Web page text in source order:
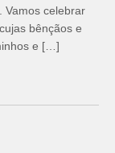
Vamos celebrar
bênçãos e
e […]